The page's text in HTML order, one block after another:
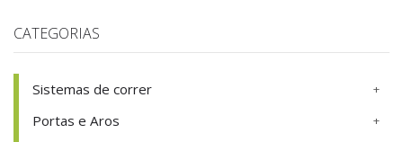
CATEGORIAS
Sistemas de correr
Portas e Aros